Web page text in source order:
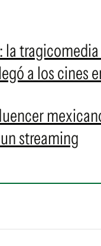
la
a los cines
streaming